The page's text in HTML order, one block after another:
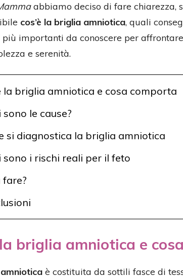
abbiamo deciso di fare chiarezza,
cos’è la briglia amniotica, quali
importanti da conoscere per
e serenità.
la briglia amniotica e cosa comporta
sono le cause?
si diagnostica la briglia amniotica
sono i rischi reali per il feto
fare?
la briglia amniotica e
è costituita da sottili fasce di